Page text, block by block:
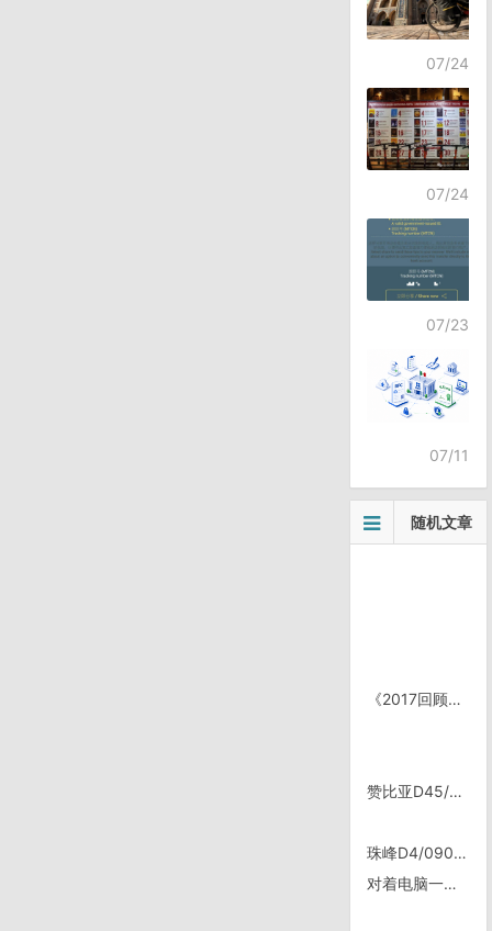
07/24
07/24
07/23
07/11
随机文章
《2017回顾》之 羚羊谷，美国亚利桑那州。
赞比亚D45/1206, Pemba警察局
珠峰D4/0908, 日喀则——萨迦
对着电脑一天用脑体力工作后